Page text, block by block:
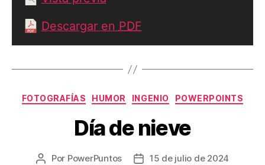
Descargar en PDF
Categorías
FOTOGRAFÍAS HUMOR INGENIO POWERPOINTS
Día de nieve
Autor
Por PowerPuntos
Fecha15 de julio de 2024